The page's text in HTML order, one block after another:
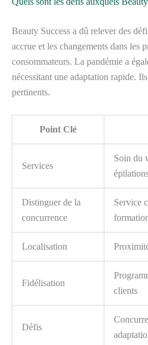
Beauty Success a dû relever des
accrue et les changements dans les
consommateurs. La pandémie a
nécessitant une adaptation rapide.
pertinents.
Point Clé
Services
Soin du
Distinguer de la
concurrence
Service
Localisation
Fidélisation
clients
Défis